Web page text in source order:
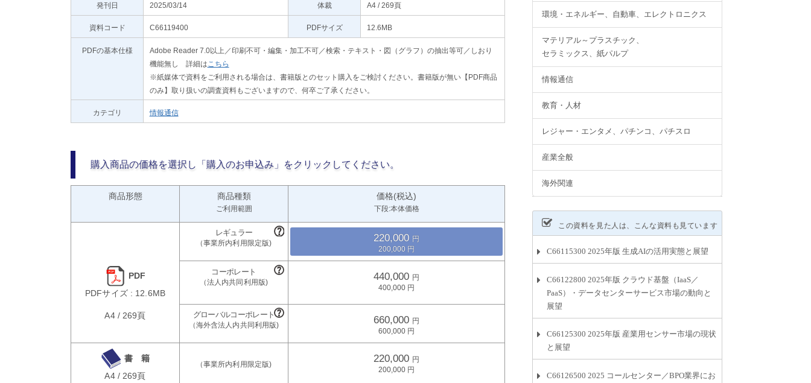
発刊日 2025/03/14 体裁 A4 / 269頁
資料コード C66119400 PDFサイズ 12.6MB
PDFの基本仕様
Adobe Reader 7.0以上／印刷不可・編集・加工不可／検索・テキスト・図（グラフ）の抽出等可／しおり
機能無し 詳細は こちら
※紙媒体で資料をご利用される場合は、書籍版とのセット購入をご検討ください。書籍版が無い【PDF商品
のみ】取り扱いの調査資料もございますので、何卒ご了承ください。
カテゴリ 情報通信
購入商品の価格を選択し「購入のお申込み」をクリックしてください。
商品形態 商品種類
ご利用範囲
価格(税込)
下段:本体価格
220,000
200,000
PDF
PDFサイズ : 12.6MB
440,000
400,000
A4 / 269頁 660,000
600,000
書 籍
A4 / 269頁
220,000
200,000
環境・エネルギー、自動車、エレクトロニクス
マテリアル～プラスチック、
セラミックス、紙パルプ
情報通信
教育・人材
レジャー・エンタメ、パチンコ、パチスロ
産業全般
海外関連
この資料を見た人は、こんな資料も見ています
C66115300 2025年版 生成AIの活用実態と展望
C66122800 2025年版 クラウド基盤（IaaS／
PaaS）・データセンターサービス市場の動向と
展望
C66125300 2025年版 産業用センサー市場の現状
と展望
C66126500 2025 コールセンター／BPO業界にお